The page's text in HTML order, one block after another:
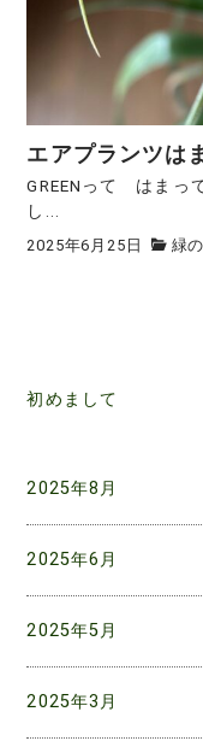
エアプランツは
GREENって はまっ
し...
2025年6月25日 緑
初めまして
2025年8月
2025年6月
2025年5月
2025年3月